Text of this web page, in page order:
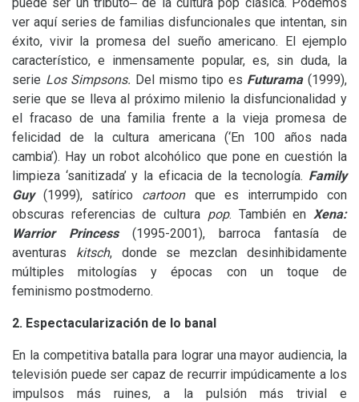
ver aquí series de familias disfuncionales que intentan, sin
éxito, vivir la promesa del sueño americano. El ejemplo
característico, e inmensamente popular, es, sin duda, la
serie Los Simpsons. Del mismo tipo es Futurama(1999),
serie que se lleva al próximo milenio la disfuncionalidad y
el fracaso de una familia frente a la vieja promesa de
felicidad de la cultura americana (‘En 100 años nada
cambia’). Hay un robot alcohólico que pone en cuestión la
limpieza ‘sanitizada’ y la eficacia de la tecnología. Family
Guy(1999), satírico cartoonque es interrumpido con
obscuras referencias de cultura pop. También enXena:
Warrior Princess(1995-2001),
barroca fantasía de
aventuras kitsch, donde se mezclan desinhibidamente
múltiples mitologías y épocas con un toque de
feminismo postmoderno.
2. Espectacularización de lo banal
En la competitiva batalla para lograr una mayor audiencia, la
televisión puede ser capaz de recurrir impúdicamente a los
impulsos más ruines, a la pulsión más trivial e